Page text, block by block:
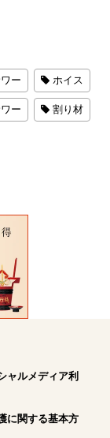
ー ホイス
ー 割り材
ャルメディア利
に関する基本方